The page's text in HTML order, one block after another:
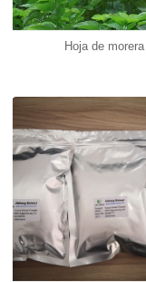
Hoja de morera